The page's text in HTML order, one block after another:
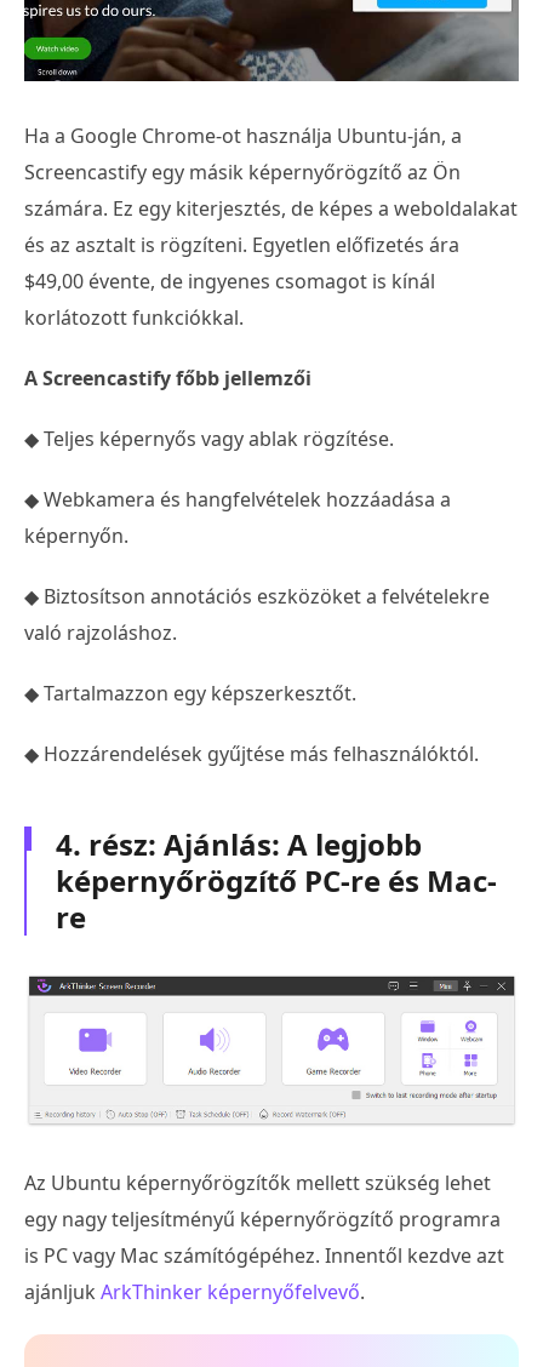
Ha a Google Chrome-ot használja Ubuntu-ján, a
Screencastify egy másik képernyőrögzítő az Ön
számára. Ez egy kiterjesztés, de képes a weboldalakat
és az asztalt is rögzíteni. Egyetlen előfizetés ára
$49,00 évente, de ingyenes csomagot is kínál
korlátozott funkciókkal.
A Screencastify főbb jellemzői
◆ Teljes képernyős vagy ablak rögzítése.
◆ Webkamera és hangfelvételek hozzáadása a
képernyőn.
◆ Biztosítson annotációs eszközöket a felvételekre
való rajzoláshoz.
◆ Tartalmazzon egy képszerkesztőt.
◆ Hozzárendelések gyűjtése más felhasználóktól.
4. rész: Ajánlás: A legjobb
képernyőrögzítő PC-re és Mac-
re
Az Ubuntu képernyőrögzítők mellett szükség lehet
egy nagy teljesítményű képernyőrögzítő programra
is PC vagy Mac számítógépéhez. Innentől kezdve azt
ajánljuk ArkThinker képernyőfelvevő.